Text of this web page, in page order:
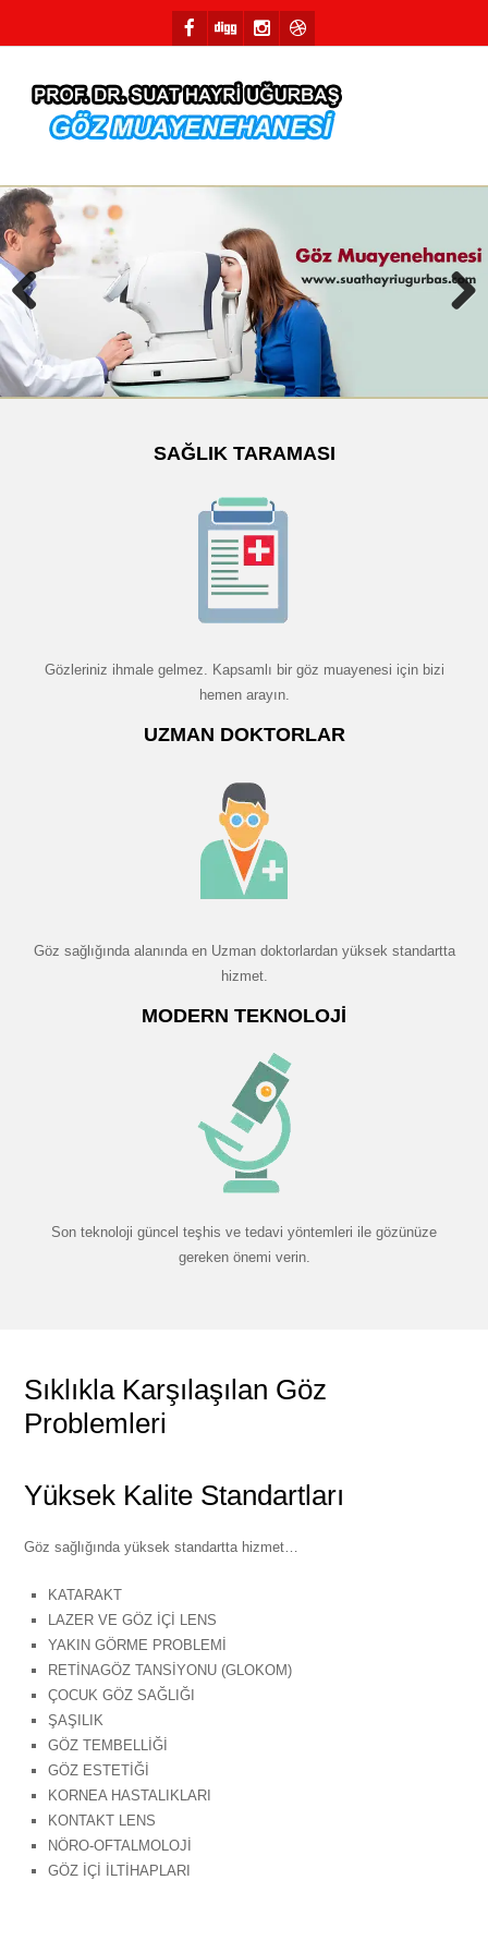
Previous
SAĞLIK TARAMASI
Gözleriniz ihmale gelmez. Kapsamlı bir göz muayenesi için bizi
hemen arayın.
UZMAN DOKTORLAR
Göz sağlığında alanında en Uzman doktorlardan yüksek standartta
hizmet.
MODERN TEKNOLOJI
Son teknoloji güncel teşhis ve tedavi yöntemleri ile gözünüze
gereken önemi verin.
Sıklıkla Karşılaşılan Göz
Problemleri
Yüksek Kalite Standartları
Göz sağlığında yüksek standartta hizmet…
KATARAKT
LAZER VE GÖZ İÇİ LENS
YAKIN GÖRME PROBLEMİ
RETİNAGÖZ TANSİYONU (GLOKOM)
ÇOCUK GÖZ SAĞLIĞI
ŞAŞILIK
GÖZ TEMBELLİĞİ
GÖZ ESTETİĞİ
KORNEA HASTALIKLARI
KONTAKT LENS
NÖRO-OFTALMOLOJİ
GÖZ İÇİ İLTİHAPLARI